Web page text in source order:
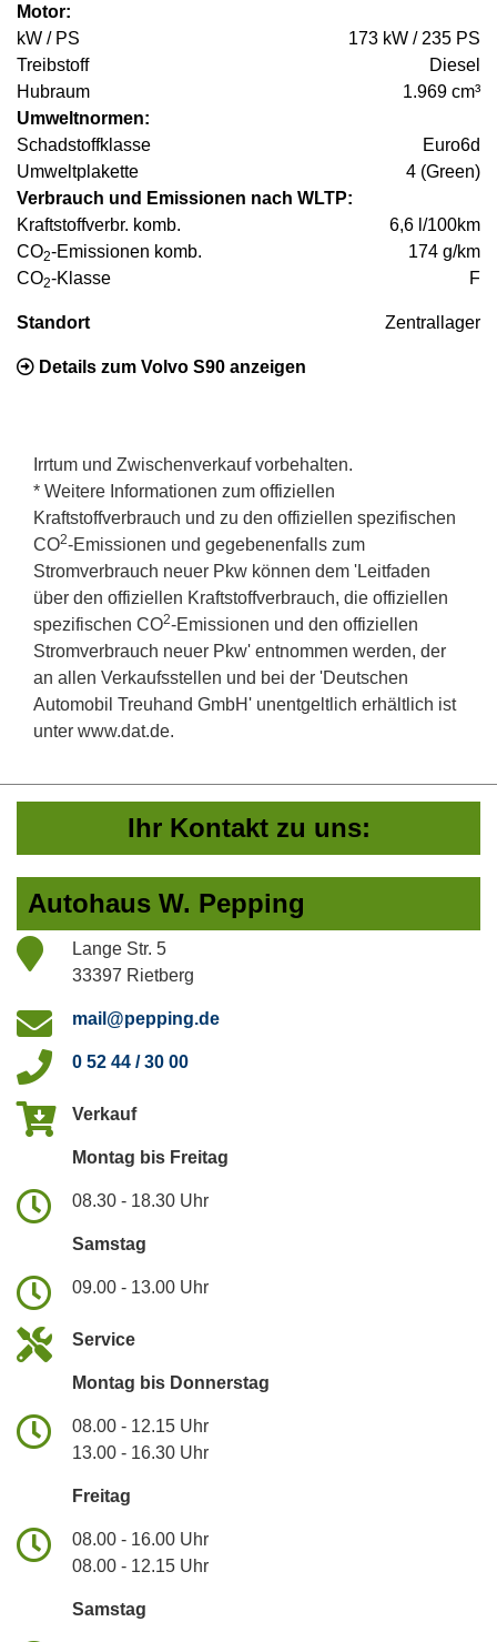
Motor:
kW / PS
173 kW / 235 PS
Treibstoff
Diesel
Hubraum
1.969 cm³
Umweltnormen:
Schadstoffklasse
Euro6d
Umweltplakette
4 (Green)
Verbrauch und Emissionen nach WLTP:
Kraftstoffverbr. komb.
6,6 l/100km
CO2-Emissionen komb.
174 g/km
CO2-Klasse F
Standort Zentrallager
Details zum Volvo S90 anzeigen
Irrtum und Zwischenverkauf vorbehalten.
* Weitere Informationen zum offiziellen
Kraftstoffverbrauch und zu den offiziellen spezifischen
CO2-Emissionen und gegebenenfalls zum
Stromverbrauch neuer Pkw können dem 'Leitfaden
über den offiziellen Kraftstoffverbrauch, die offiziellen
spezifischen CO2-Emissionen und den offiziellen
Stromverbrauch neuer Pkw' entnommen werden, der
an allen Verkaufsstellen und bei der 'Deutschen
Automobil Treuhand GmbH' unentgeltlich erhältlich ist
unter www.dat.de.
Ihr Kontakt zu uns:
Autohaus W. Pepping
Lange Str. 5
33397 Rietberg
mail@pepping.de
0 52 44 / 30 00
Verkauf
Montag bis Freitag
08.30 - 18.30 Uhr
Samstag
09.00 - 13.00 Uhr
Service
Montag bis Donnerstag
08.00 - 12.15 Uhr
13.00 - 16.30 Uhr
Freitag
08.00 - 16.00 Uhr
08.00 - 12.15 Uhr
Samstag